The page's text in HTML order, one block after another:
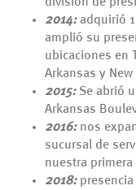
2014:adquirió
amplió su
ubicaciones en
Arkansas y
2015:Se abrió
Arkansas
2016:nos
sucursal de
nuestra primera
2018:presencia